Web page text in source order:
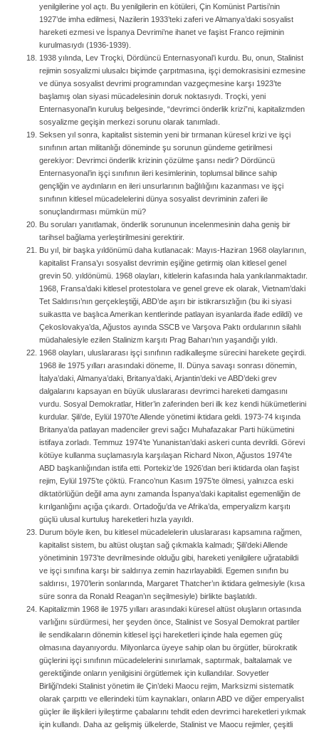
yenilgilerine yol açtı. Bu yenilgilerin en kötüleri, Çin Komünist Partisi’nin
1927’de imha edilmesi, Nazilerin 1933’teki zaferi ve Almanya’daki sosyalist
hareketi ezmesi ve İspanya Devrimi’ne ihanet ve faşist Franco rejiminin
kurulmasıydı (1936-1939).
1938 yılında, Lev Troçki, Dördüncü Enternasyonal’i kurdu. Bu, onun, Stalinist
rejimin sosyalizmi ulusalcı biçimde çarpıtmasına, işçi demokrasisini ezmesine
ve dünya sosyalist devrimi programından vazgeçmesine karşı 1923’te
başlamış olan siyasi mücadelesinin doruk noktasıydı. Troçki, yeni
Enternasyonal’in kuruluş belgesinde, “devrimci önderlik krizi”ni, kapitalizmden
sosyalizme geçişin merkezi sorunu olarak tanımladı.
Seksen yıl sonra, kapitalist sistemin yeni bir tırmanan küresel krizi ve işçi
sınıfının artan militanlığı döneminde şu sorunun gündeme getirilmesi
gerekiyor: Devrimci önderlik krizinin çözülme şansı nedir? Dördüncü
Enternasyonal’in işçi sınıfının ileri kesimlerinin, toplumsal bilince sahip
gençliğin ve aydınların en ileri unsurlarının bağlılığını kazanması ve işçi
sınıfının kitlesel mücadelelerini dünya sosyalist devriminin zaferi ile
sonuçlandırması mümkün mü?
Bu soruları yanıtlamak, önderlik sorununun incelenmesinin daha geniş bir
tarihsel bağlama yerleştirilmesini gerektirir.
Bu yıl, bir başka yıldönümü daha kutlanacak: Mayıs-Haziran 1968 olaylarının,
kapitalist Fransa’yı sosyalist devrimin eşiğine getirmiş olan kitlesel genel
grevin 50. yıldönümü. 1968 olayları, kitlelerin kafasında hala yankılanmaktadır.
1968, Fransa’daki kitlesel protestolara ve genel greve ek olarak, Vietnam’daki
Tet Saldırısı’nın gerçekleştiği, ABD’de aşırı bir istikrarsızlığın (bu iki siyasi
suikastta ve başlıca Amerikan kentlerinde patlayan isyanlarda ifade edildi) ve
Çekoslovakya’da, Ağustos ayında SSCB ve Varşova Paktı ordularının silahlı
müdahalesiyle ezilen Stalinizm karşıtı Prag Baharı’nın yaşandığı yıldı.
1968 olayları, uluslararası işçi sınıfının radikalleşme sürecini harekete geçirdi.
1968 ile 1975 yılları arasındaki döneme, II. Dünya savaşı sonrası dönemin,
İtalya’daki, Almanya’daki, Britanya’daki, Arjantin’deki ve ABD’deki grev
dalgalarını kapsayan en büyük uluslararası devrimci hareketi damgasını
vurdu. Sosyal Demokratlar, Hitler’in zaferinden beri ilk kez kendi hükümetlerini
kurdular. Şili’de, Eylül 1970’te Allende yönetimi iktidara geldi. 1973-74 kışında
Britanya’da patlayan madenciler grevi sağcı Muhafazakar Parti hükümetini
istifaya zorladı. Temmuz 1974’te Yunanistan’daki askeri cunta devrildi. Görevi
kötüye kullanma suçlamasıyla karşılaşan Richard Nixon, Ağustos 1974’te
ABD başkanlığından istifa etti. Portekiz’de 1926’dan beri iktidarda olan faşist
rejim, Eylül 1975’te çöktü. Franco’nun Kasım 1975’te ölmesi, yalnızca eski
diktatörlüğün değil ama aynı zamanda İspanya’daki kapitalist egemenliğin de
kırılganlığını açığa çıkardı. Ortadoğu’da ve Afrika’da, emperyalizm karşıtı
güçlü ulusal kurtuluş hareketleri hızla yayıldı.
Durum böyle iken, bu kitlesel mücadelelerin uluslararası kapsamına rağmen,
kapitalist sistem, bu altüst oluştan sağ çıkmakla kalmadı; Şili’deki Allende
yönetiminin 1973’te devrilmesinde olduğu gibi, hareketi yenilgilere uğratabildi
ve işçi sınıfına karşı bir saldırıya zemin hazırlayabildi. Egemen sınıfın bu
saldırısı, 1970’lerin sonlarında, Margaret Thatcher’ın iktidara gelmesiyle (kısa
süre sonra da Ronald Reagan’ın seçilmesiyle) birlikte başlatıldı.
Kapitalizmin 1968 ile 1975 yılları arasındaki küresel altüst oluşların ortasında
varlığını sürdürmesi, her şeyden önce, Stalinist ve Sosyal Demokrat partiler
ile sendikaların dönemin kitlesel işçi hareketleri içinde hala egemen güç
olmasına dayanıyordu. Milyonlarca üyeye sahip olan bu örgütler, bürokratik
güçlerini işçi sınıfının mücadelelerini sınırlamak, saptırmak, baltalamak ve
gerektiğinde onların yenilgisini örgütlemek için kullandılar. Sovyetler
Birliği’ndeki Stalinist yönetim ile Çin’deki Maocu rejim, Marksizmi sistematik
olarak çarpıttı ve ellerindeki tüm kaynakları, onların ABD ve diğer emperyalist
güçler ile ilişkileri iyileştirme çabalarını tehdit eden devrimci hareketleri yıkmak
için kullandı. Daha az gelişmiş ülkelerde, Stalinist ve Maocu rejimler, çeşitli